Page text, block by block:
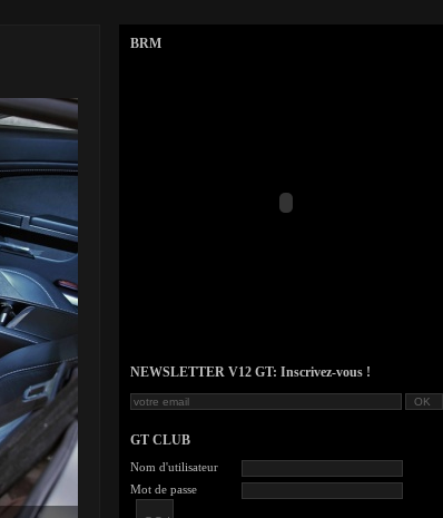
BRM
NEWSLETTER V12 GT: Inscrivez-vous !
GT CLUB
Nom d'utilisateur
Mot de passe